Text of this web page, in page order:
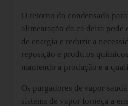
O retorno do condensado
alimentação da caldeira pode
de energia e reduzir a
reposição e produtos
mantendo a produção e a
Os purgadores de vapor
sistema de vapor forneça a